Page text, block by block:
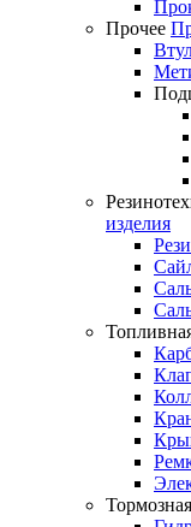
Прочее
изделия